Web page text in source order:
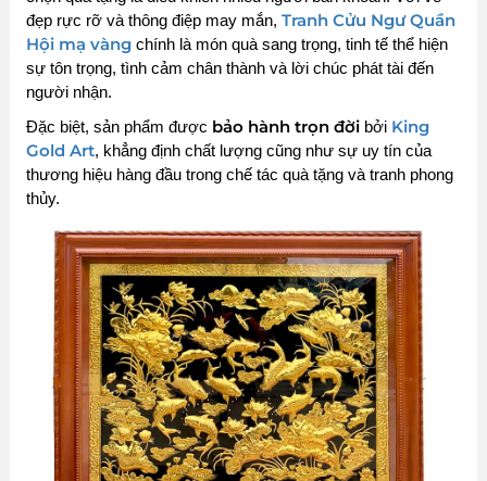
đẹp rực rỡ và thông điệp may mắn, Tranh Cửu Ngư Quần
Hội mạ vàng chính là món quà sang trọng, tinh tế thể hiện
sự tôn trọng, tình cảm chân thành và lời chúc phát tài đến
người nhận.
Đặc biệt, sản phẩm được bảo hành trọn đời bởi King
Gold Art, khẳng định chất lượng cũng như sự uy tín của
thương hiệu hàng đầu trong chế tác quà tặng và tranh phong
thủy.